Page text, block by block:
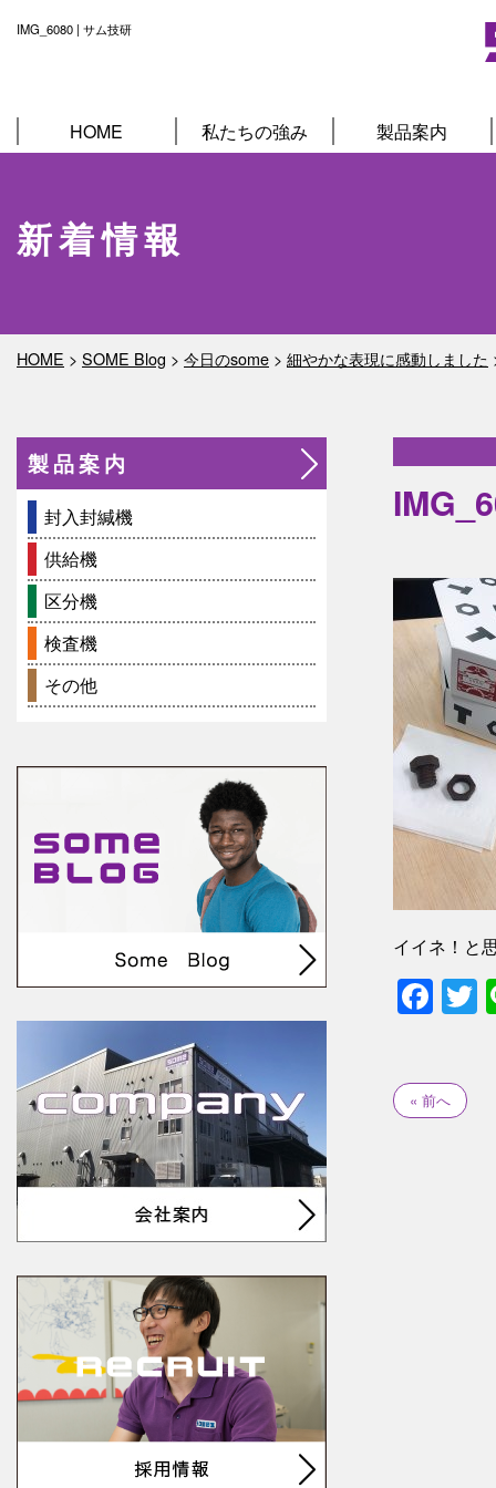
IMG_6080 | サム技研
HOME 私たちの強み 製品案内
新着情報
HOME > SOME Blog > 今日のsome > 細やかな表現に感動しました
イイネ！と
« 前へ
製品案内
封入封緘機
供給機
区分機
検査機
その他